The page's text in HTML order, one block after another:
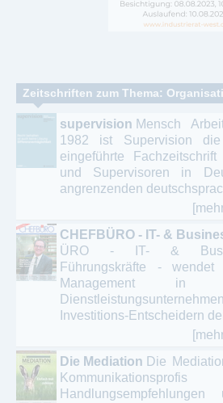
supervision Mensch
1982 ist Supervision
eingeführte
und Supervisoren in
angrenzenden
CHEFBÜRO - IT- &
ÜRO - IT- &
Führungskräfte -
Management in
Investitions-Entscheidern
Die Mediation Die